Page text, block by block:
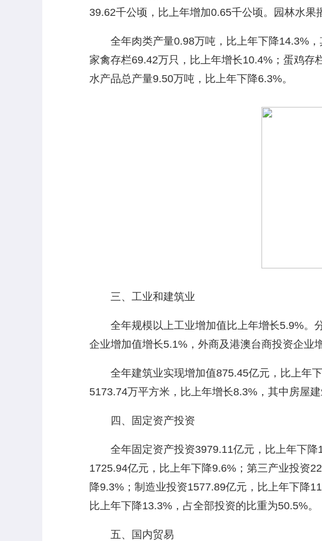
39.62千公顷，比上年增加0.65千公顷。园林水果
全年肉类产量0.98万吨，比上年下降14.3%，
家禽存栏69.42万只，比上年增长10.4%；蛋鸡存
水产品总产量9.50万吨，比上年下降6.3%。
三、工业和建筑业
全年规模以上工业增加值比上年增长5.9%。
企业增加值增长5.1%，外商及港澳台商投资企业
全年建筑业实现增加值875.45亿元，比上年下
5173.74万平方米，比上年增长8.3%，其中房屋
四、固定资产投资
全年固定资产投资3979.11亿元，比上年下降
1725.94亿元，比上年下降9.6%；第三产业投资
降9.3%；制造业投资1577.89亿元，比上年下降
比上年下降13.3%，占全部投资的比重为50.5%。
五、国内贸易